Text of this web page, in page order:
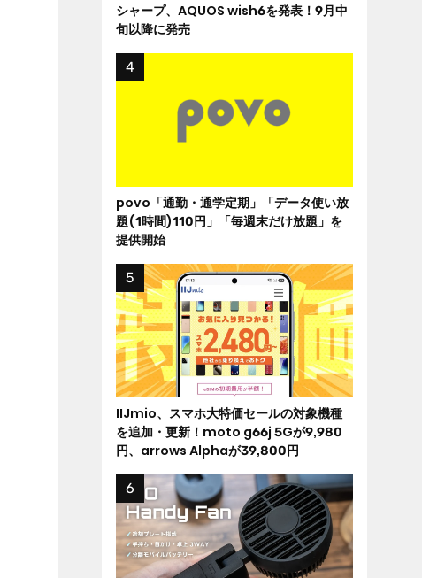
シャープ、AQUOS wish6を発表！9月中
旬以降に発売
povo「通勤・通学定期」「データ使い放
題(1時間)110円」「毎週末だけ放題」を
提供開始
IIJmio、スマホ大特価セールの対象機種
を追加・更新！moto g66j 5Gが9,980
円、arrows Alphaが39,800円